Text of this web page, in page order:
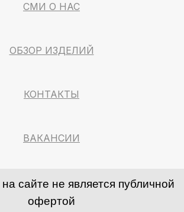
СМИ О НАС
ОБЗОР ИЗДЕЛИЙ
КОНТАКТЫ
ВАКАНСИИ
сайте не является публичной
офертой